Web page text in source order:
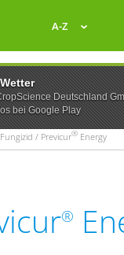
Deutschland
bei Google Play
A-Z
/ Previcur® Energy
®